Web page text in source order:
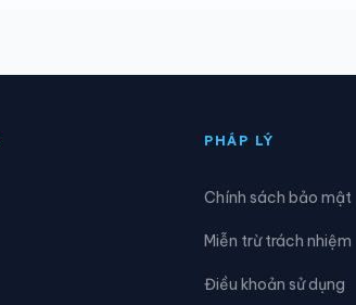
Xã Đồng Kỳ
PHÁP LÝ
Chính sách bảo mật
Miễn trừ trách nhiệm
Điều khoản sử dụng